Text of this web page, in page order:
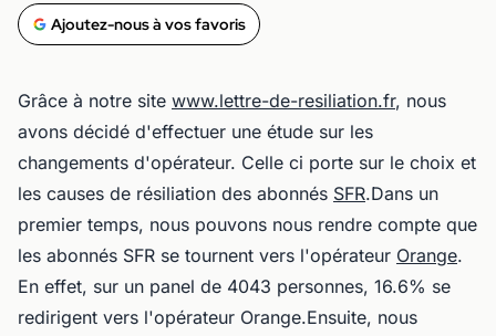
Ajoutez-nous à vos favoris
Grâce à notre site www.lettre-de-resiliation.fr, nous
avons décidé d'effectuer une étude sur les
changements d'opérateur. Celle ci porte sur le choix et
les causes de résiliation des abonnés SFR.Dans un
premier temps, nous pouvons nous rendre compte que
les abonnés SFR se tournent vers l'opérateur Orange.
En effet, sur un panel de 4043 personnes, 16.6% se
redirigent vers l'opérateur Orange.Ensuite, nous